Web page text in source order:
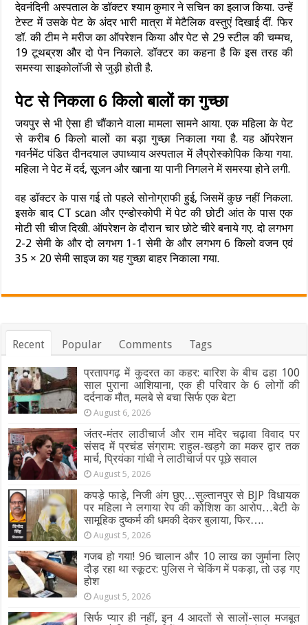
देवनंदिनी अस्पताल के डॉक्टर श्याम कुमार ने सचिन का इलाज किया. उन्हें
टेस्ट में उसके पेट के अंदर भारी मात्रा में मेटैलिक वस्तुएं दिखाई दीं. फिर
डॉ. की टीम ने मरीज का ऑपरेशन किया और पेट से 29 स्टील की चम्मच,
19 टूथब्रश और दो पेन निकाले. डॉक्टर का कहना है कि इस तरह की
समस्या साइकोलॉजी से जुड़ी होती है.
पेट से निकला 6 किलो बालों का गुच्छा
जयपुर से भी ऐसा ही चौंकाने वाला मामला सामने आया. एक महिला के पेट
से करीब 6 किलो बालों का बड़ा गुच्छा निकाला गया है. यह ऑपरेशन
गवर्नमेंट पंडित दीनदयाल उपाध्याय अस्पताल में लैप्रोस्कोपिक किया गया.
महिला ने पेट में दर्द, सूजन और खाना या पानी निगलने में समस्या होने लगी.
वह डॉक्टर के पास गई तो पहले सोनोग्राफी हुई, जिसमें कुछ नहीं निकला.
इसके बाद CT scan और एन्डोस्कोपी में पेट की छोटी आंत के पास एक
मोटी सी चीज दिखी. ऑपरेशन के दौरान चार छोटे चीरे बनाये गए. दो लगभग
2-2 सेमी के और दो लगभग 1-1 सेमी के और लगभग 6 किलो वजन एवं
35 × 20 सेमी साइज का यह गुच्छा बाहर निकाला गया.
Recent Popular Comments Tags
प्रतापगढ़ में कुदरत का कहर: बारिश के बीच ढहा 100
साल पुराना आशियाना, एक ही परिवार के 6 लोगों की
दर्दनाक मौत, मलबे से बचा सिर्फ एक बेटा
August 6, 2026
जंतर-मंतर लाठीचार्ज और राम मंदिर चढ़ावा विवाद पर
संसद में प्रचंड संग्राम: राहुल-खड़गे का मकर द्वार तक
मार्च, प्रियंका गांधी ने लाठीचार्ज पर पूछे सवाल
August 5, 2026
कपड़े फाड़े, निजी अंग छुए…सुल्तानपुर से BJP विधायक
पर महिला ने लगाया रेप की कोशिश का आरोप…बेटी के
सामूहिक दुष्कर्म की धमकी देकर बुलाया, फिर….
August 5, 2026
गजब हो गया! 96 चालान और 10 लाख का जुर्माना लिए
दौड़ रहा था स्कूटर: पुलिस ने चेकिंग में पकड़ा, तो उड़ गए
होश
August 5, 2026
सिर्फ प्यार ही नहीं, इन 4 आदतों से सालों-साल मजबूत